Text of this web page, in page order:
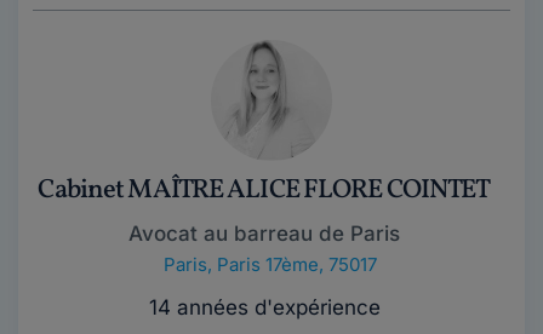
Cabinet MAÎTRE ALICE FLORE COINTET
Avocat au barreau de Paris
Paris, Paris 17ème, 75017
14 années d'expérience